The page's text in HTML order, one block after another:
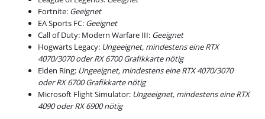
Fortnite: Geeignet
EA Sports FC: Geeignet
Call of Duty: Modern Warfare III: Geeignet
Hogwarts Legacy: Ungeeignet, mindestens eine RTX
4070/3070 oder RX 6700 Grafikkarte nötig
Elden Ring: Ungeeignet, mindestens eine RTX 4070/3070
oder RX 6700 Grafikkarte nötig
Microsoft Flight Simulator: Ungeeignet, mindestens eine RTX
4090 oder RX 6900 nötig